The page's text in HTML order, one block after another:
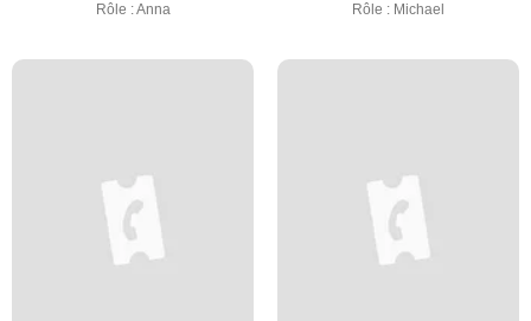
Rôle : Anna Rôle : Michael